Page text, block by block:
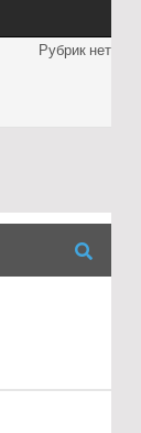
Рубрик нет